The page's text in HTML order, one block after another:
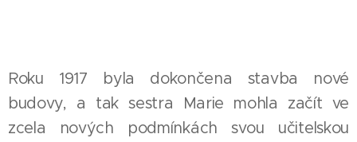
Roku 1917 byla dokončena stavba nové
budovy, a tak sestra Marie mohla začít ve
zcela nových podmínkách svou učitelskou